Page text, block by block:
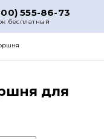
555-86-73
бесплатный
для